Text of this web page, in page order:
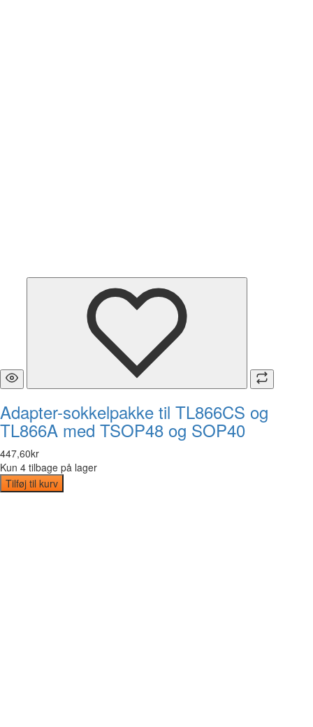
Adapter-sokkelpakke til TL866CS og
TL866A med TSOP48 og SOP40
447,60kr
Kun 4 tilbage på lager
Tilføj til kurv